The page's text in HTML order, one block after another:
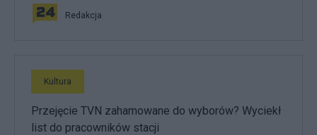
Redakcja
Kultura
Przejęcie TVN zahamowane do wyborów? Wyciekł
list do pracowników stacji